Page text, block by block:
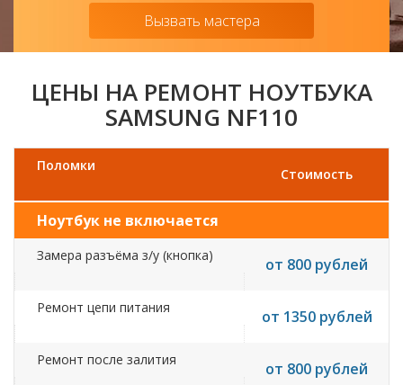
Вызвать мастера
ЦЕНЫ НА РЕМОНТ НОУТБУКА
SAMSUNG NF110
Поломки
Стоимость
Ноутбук не включается
Замера разъёма з/у (кнопка) от 800 рублей
Ремонт цепи питания от 1350 рублей
Ремонт после залития от 800 рублей